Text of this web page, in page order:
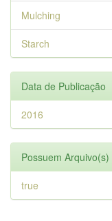
Mulching
Starch
Data de Publicação
2016
Possuem Arquivo(s)
true